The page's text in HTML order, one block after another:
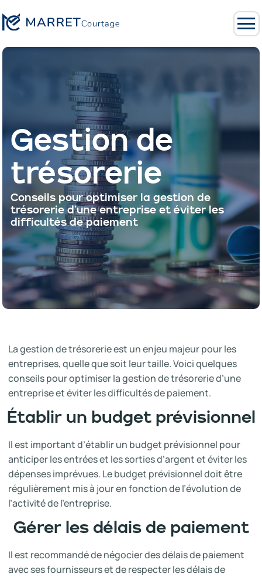
Gestion de
trésorerie
Conseils pour optimiser la gestion de
trésorerie d'une entreprise et éviter les
difficultés de paiement
La gestion de trésorerie est un enjeu majeur pour les
entreprises, quelle que soit leur taille. Voici quelques
conseils pour optimiser la gestion de trésorerie d’une
entreprise et éviter les difficultés de paiement.
Établir un budget prévisionnel
Il est important d’établir un budget prévisionnel pour
anticiper les entrées et les sorties d’argent et éviter les
dépenses imprévues. Le budget prévisionnel doit être
régulièrement mis à jour en fonction de l’évolution de
l’activité de l’entreprise.
Gérer les délais de paiement
Il est recommandé de négocier des délais de paiement
avec ses fournisseurs et de respecter les délais de